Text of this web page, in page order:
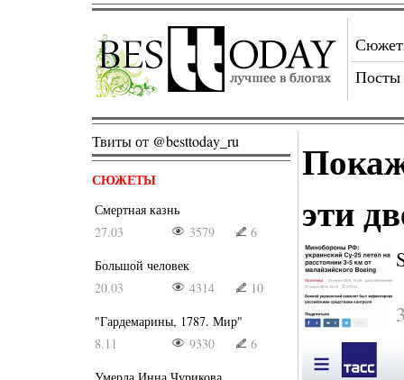
Посты
Твиты от @besttoday_ru
СЮЖЕТЫ
Смертная казнь
27.03
3579
6
Большой человек
20.03
4314
10
"Гардемарины, 1787. Мир"
8.11
9330
6
эти